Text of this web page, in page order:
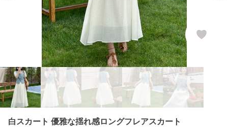
白スカート 優雅な揺れ感ロングフレアスカート